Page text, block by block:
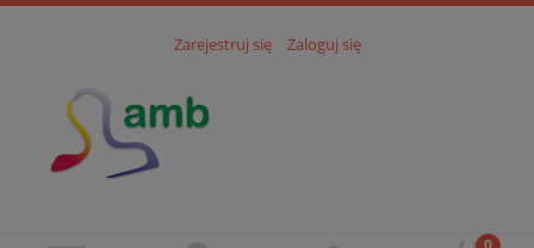
Zarejestruj się Zaloguj się